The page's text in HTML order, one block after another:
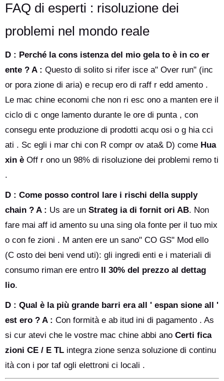
FAQ di esperti : risoluzione dei
problemi nel mondo reale
D : Perché la cons istenza del mio gela to è in co er
ente ? A : Questo di solito si rifer isce a" Over run" (inc
or pora zione di aria) e recup ero di raff r edd amento .
Le mac chine economi che non ri esc ono a manten ere il
ciclo di c onge lamento durante le ore di punta , con
consegu ente produzione di prodotti acqu osi o g hia cci
ati . Sc egli i mar chi con R compr ov ata& D) come Hua
xin è Off r ono un 98% di risoluzione dei problemi remo ti
.
D : Come posso control lare i rischi della supply
chain ? A : Us are un Strateg ia di fornit ori AB. Non
fare mai aff id amento su una sing ola fonte per il tuo mix
o con fe zioni . M anten ere un sano" CO GS" Mod ello
(C osto dei beni vend uti): gli ingredi enti e i materiali di
consumo riman ere entro Il 30% del prezzo al dettag
lio.
D : Qual è la più grande barri era all ' espan sione all '
est ero ? A : Con formità e ab itud ini di pagamento . As
si cur atevi che le vostre mac chine abbi ano Certi fica
zioni CE / E TL integra zione senza soluzione di continu
ità con i por taf ogli elettroni ci locali .